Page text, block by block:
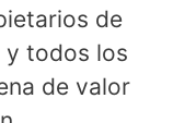
de
y todos los
de valor